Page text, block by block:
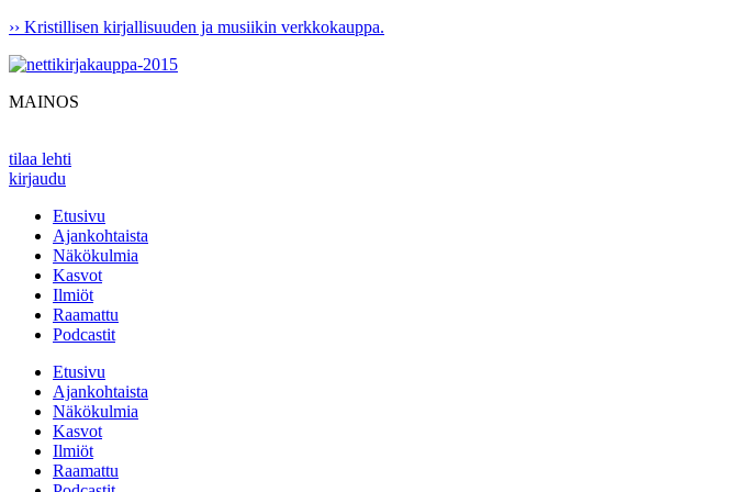
Mene
›› Kristillisen kirjallisuuden ja musiikin verkkokauppa.
MAINOS
tilaa lehti
kirjaudu
Etusivu
Ajankohtaista
Näkökulmia
Kasvot
Ilmiöt
Raamattu
Podcastit
Etusivu
Ajankohtaista
Näkökulmia
Kasvot
Ilmiöt
Raamattu